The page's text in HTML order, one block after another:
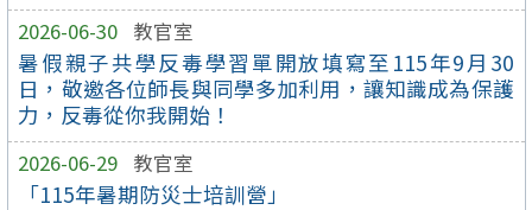
2026-06-30 教官室
暑假親子共學反毒學習單開放填寫至115年9月30
日，敬邀各位師長與同學多加利用，讓知識成為保護
力，反毒從你我開始！
2026-06-29 教官室
「115年暑期防災士培訓營」